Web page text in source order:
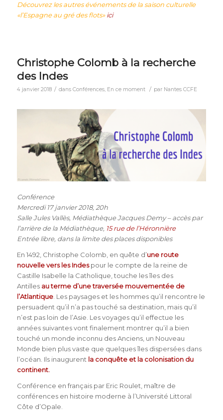
Découvrez les autres événements de la saison culturelle
«l’Espagne au gré des flots»ici
Christophe Colomb à la recherche
des Indes
4 janvier 2018 / dans Conférences, En ce moment / par Nantes CCFE
Conférence
Mercredi 17 janvier 2018, 20h
Salle Jules Vallès, Médiathèque Jacques Demy – accès par
l’arrière de la Médiathèque, 15 rue de l’Héronnière
Entrée libre, dans la limite des places disponibles
En 1492, Christophe Colomb, en quête d’une route
nouvelle vers les Indespour le compte de la reine de
Castille Isabelle la Catholique, touche les îles des
Antilles au terme d’une traversée mouvementée de
l’Atlantique. Les paysages et les hommes qu’il rencontre le
persuadent qu’il n’a pas touché sa destination, mais qu’il
n’est pas loin de l’Asie. Les voyages qu’il effectue les
années suivantes vont finalement montrer qu’il a bien
touché un monde inconnu des Anciens, un Nouveau
Monde bien plus vaste que quelques îles dispersées dans
l’océan. Ils inaugurent la conquête et la colonisation du
continent.
Conférence en français par Eric Roulet, maître de
conférences en histoire moderne à l’Université Littoral
Côte d’Opale.